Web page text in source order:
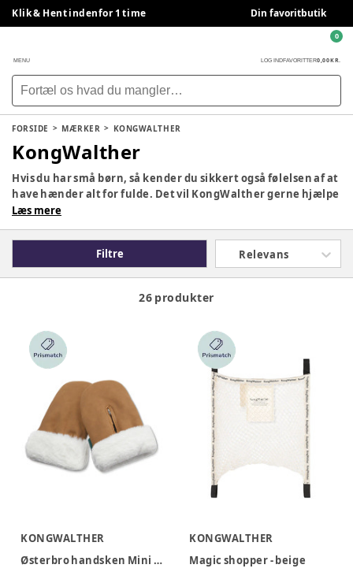
Klik & Hent indenfor 1 time Din favoritbutik
MENU LOG INDFAVORITTER0,00 KR.
0
FORSIDE MÆRKER KONGWALTHER
KongWalther
Hvis du har små børn, så kender du sikkert også følelsen af at
have hænder alt for fulde. Det vil KongWalther gerne hjælpe
med. Derfor har de skabt en række fantastiske produkter,
smule lettere for forældre. Hos BabySam er vi stolte af at
kunne forhandle KongWalther. I vores sortiment finder du
blandt andet populære produkter som Østerbro-handsken,
Læs mere
Filtre Relevans
26 produkter
KONGWALTHER
Østerbro handsken Mini - brown faux suede
KONGWALTHER
Magic shopper - beige